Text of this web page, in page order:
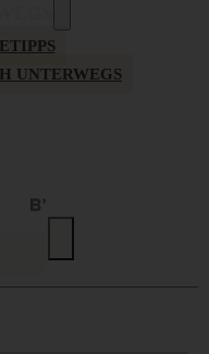
UNTERWEGS